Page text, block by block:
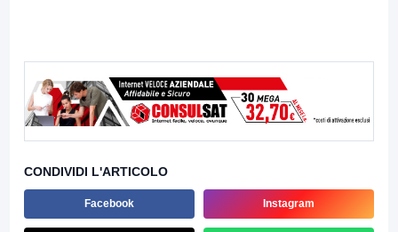
CONDIVIDI L'ARTICOLO
Facebook Instagram